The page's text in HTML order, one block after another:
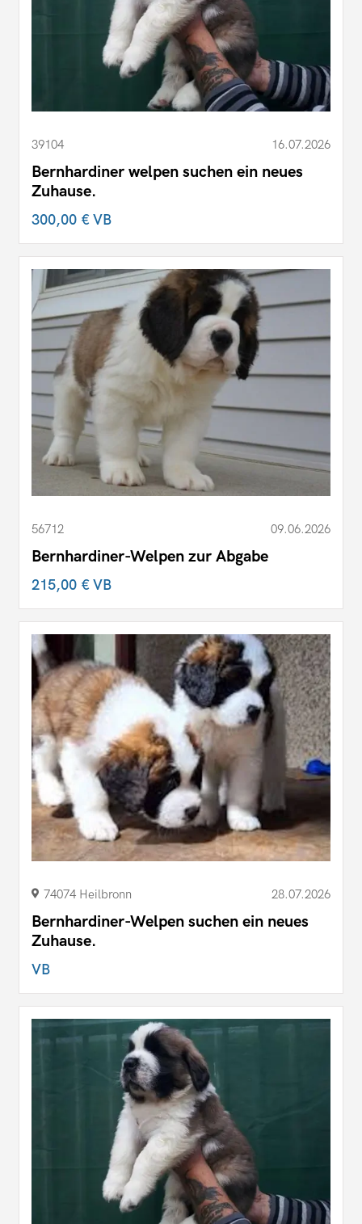
39104 16.07.2026
Bernhardiner welpen suchen ein neues
Zuhause.
300,00 €VB
56712 09.06.2026
Bernhardiner-Welpen zur Abgabe
215,00 €VB
74074 Heilbronn 28.07.2026
Bernhardiner-Welpen suchen ein neues
Zuhause.
VB